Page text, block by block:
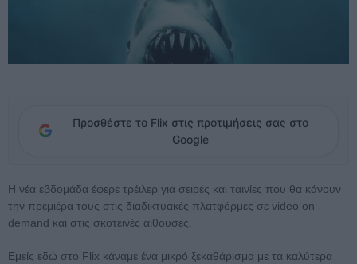
Προσθέστε το Flix στις προτιμήσεις σας στο
Google
Η νέα εβδομάδα έφερε τρέιλερ για σειρές και ταινίες που θα κάνουν
την πρεμιέρα τους στις διαδικτυακές πλατφόρμες σε video on
demand και στις σκοτεινές αίθουσες.
Εμείς εδώ στο Flix κάναμε ένα μικρό ξεκαθάρισμα με τα καλύτερα